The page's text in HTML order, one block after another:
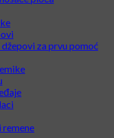
za prvu pomoć
remene